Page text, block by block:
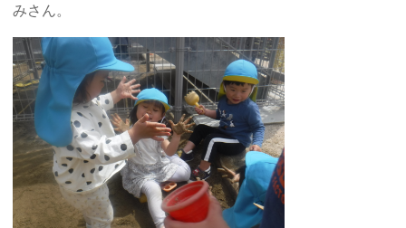
みさん。